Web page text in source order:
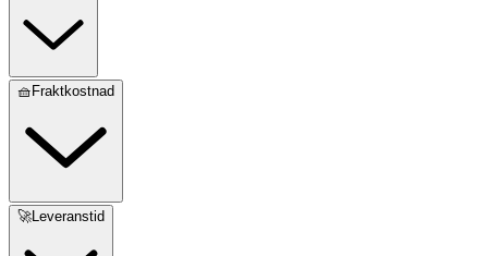
🧺Fraktkostnad
🚀Leveranstid